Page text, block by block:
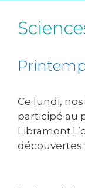
Ce lundi,
participé au
découvertes